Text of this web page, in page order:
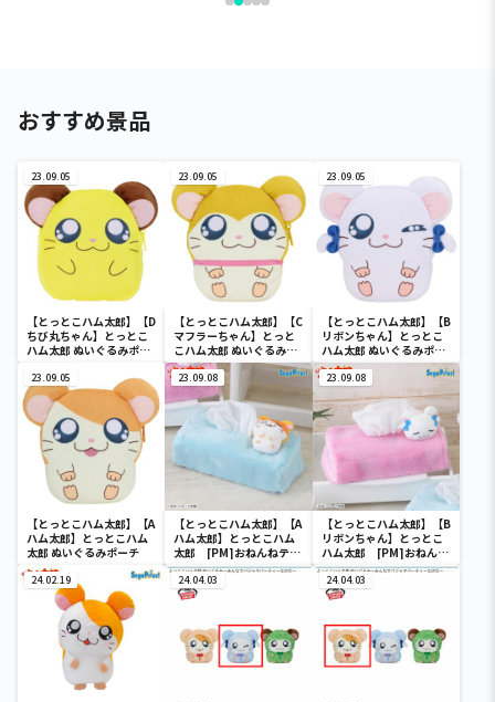
おすすめ景品
23.09.05
【とっとこハム太郎】【D
ちび丸ちゃん】とっとこ
ハム太郎 ぬいぐるみポー
23.09.05
【とっとこハム太郎】【C
マフラーちゃん】とっと
こハム太郎 ぬいぐるみポ
ーチ
23.09.05
【とっとこハム太郎】【B
リボンちゃん】とっとこ
ハム太郎 ぬいぐるみポー
チ
23.09.05
【とっとこハム太郎】【A
ハム太郎】とっとこハム
太郎 ぬいぐるみポーチ
23.09.08
【とっとこハム太郎】【A
ハム太郎】とっとこハム
太郎 [PM]おねんねティ
ッシュボックスカバー
23.09.08
【とっとこハム太郎】【B
リボンちゃん】とっとこ
ハム太郎 [PM]おねんね
ティッシュボックスカバ
ー
24.02.19 24.04.03 24.04.03